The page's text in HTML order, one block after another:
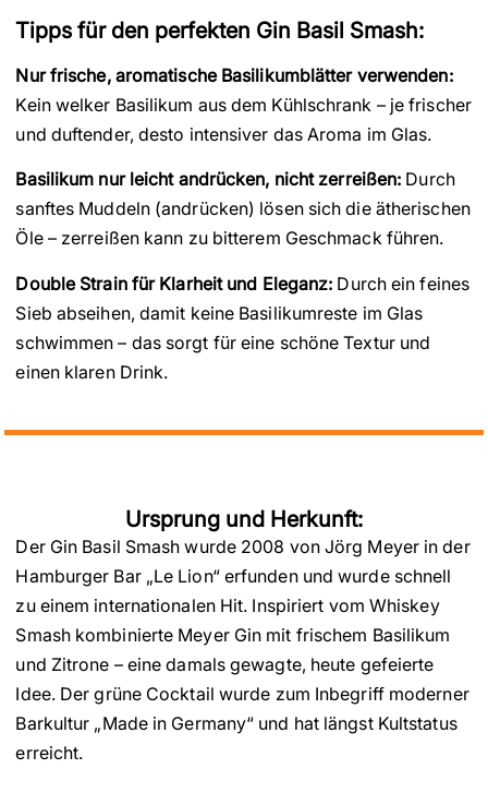
Tipps für den perfekten Gin Basil Smash:
Nur frische, aromatische Basilikumblätter verwenden:
Kein welker Basilikum aus dem Kühlschrank – je frischer
und duftender, desto intensiver das Aroma im Glas.
Basilikum nur leicht andrücken, nicht zerreißen: Durch
sanftes Muddeln (andrücken) lösen sich die ätherischen
Öle – zerreißen kann zu bitterem Geschmack führen.
Double Strain für Klarheit und Eleganz: Durch ein feines
Sieb abseihen, damit keine Basilikumreste im Glas
schwimmen – das sorgt für eine schöne Textur und
einen klaren Drink.
Ursprung und Herkunft:
Der Gin Basil Smash wurde 2008 von Jörg Meyer in der
Hamburger Bar „Le Lion“ erfunden und wurde schnell
zu einem internationalen Hit. Inspiriert vom Whiskey
Smash kombinierte Meyer Gin mit frischem Basilikum
und Zitrone – eine damals gewagte, heute gefeierte
Idee. Der grüne Cocktail wurde zum Inbegriff moderner
Barkultur „Made in Germany“ und hat längst Kultstatus
erreicht.